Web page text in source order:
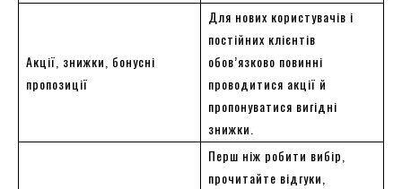
Акції, знижки, бонусні
пропозиції
Для нових користувачів і
постійних клієнтів
обов’язково повинні
проводитися акції й
пропонуватися вигідні
знижки.
Перш ніж робити вибір,
прочитайте відгуки,